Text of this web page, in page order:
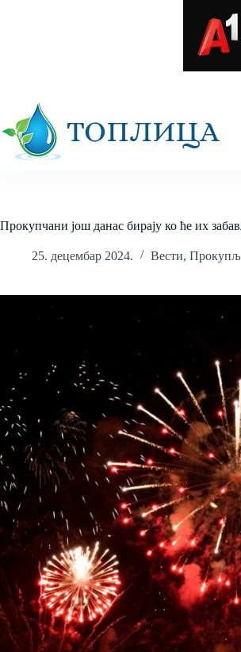
Прокупчани још данас бирају ко ће их
25. децембар 2024. Вести,